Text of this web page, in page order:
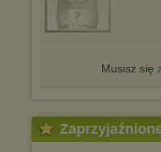
Musisz się